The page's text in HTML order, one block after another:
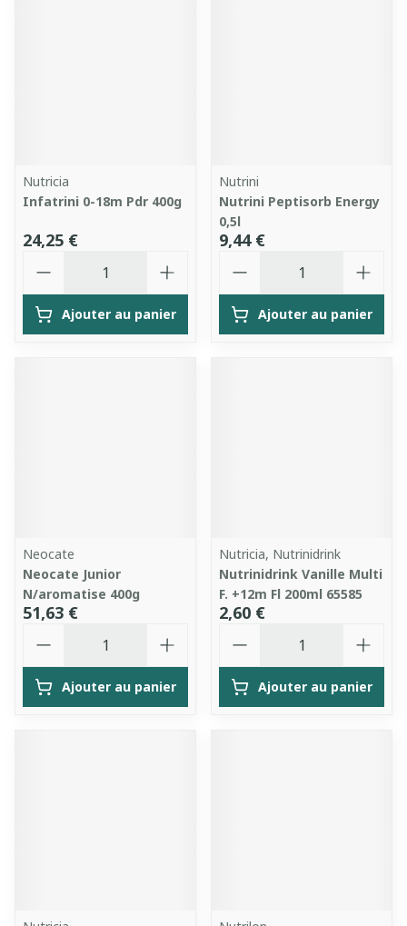
Nutricia
Infatrini 0-18m Pdr 400g
24,25 €
Ajouter au panier
Nutrini
Nutrini Peptisorb Energy
0,5l
9,44 €
Ajouter au panier
Neocate
Neocate Junior
N/aromatise 400g
51,63 €
Ajouter au panier
Nutricia, Nutrinidrink
Nutrinidrink Vanille Multi
F. +12m Fl 200ml 65585
2,60 €
Ajouter au panier